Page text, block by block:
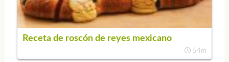
Receta de roscón de reyes mexicano
54m